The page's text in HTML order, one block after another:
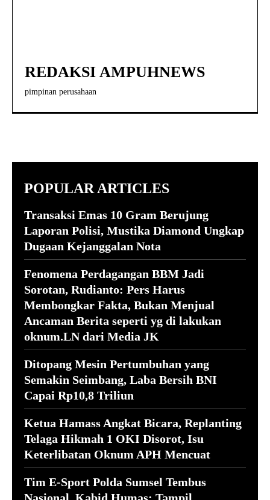
REDAKSI AMPUHNEWS
pimpinan perusahaan
POPULAR ARTICLES
Transaksi Emas 10 Gram Berujung
Laporan Polisi, Mustika Diamond Ungkap
Dugaan Kejanggalan Nota
Fenomena Perdagangan BBM Jadi
Sorotan, Rudianto: Pers Harus
Membongkar Fakta, Bukan Menjual
Ancaman Berita seperti yg di lakukan
oknum.LN dari Media JK
Ditopang Mesin Pertumbuhan yang
Semakin Seimbang, Laba Bersih BNI
Capai Rp10,8 Triliun
Ketua Hamass Angkat Bicara, Replanting
Telaga Hikmah 1 OKI Disorot, Isu
Keterlibatan Oknum APH Mencuat
Tim E-Sport Polda Sumsel Tembus